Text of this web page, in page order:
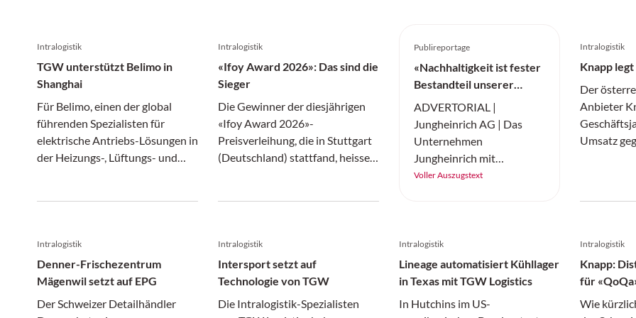
Ansätzen – von
Produktions- und
«Green Steel» bis hin
Lösungen für
Damaris Grütter ist
Officer & Vice
Intralogistik
TGW unterstützt Belimo in
Shanghai
Für Belimo, einen der global
führenden Spezialisten für
elektrische Antriebs-Lösungen in
der Heizungs-, Lüftungs- und
ein automatisches
Kleinteilelager (AKL) mit
«Mustang R-
besondere Herausforderung war
Intralogistik
«Ifoy Award 2026»: Das sind die
Sieger
Die Gewinner der diesjährigen
«Ifoy Award 2026»-
Preisverleihung, die in Stuttgart
(Deutschland) stattfand, heissen:
aus Deutschland wurde als
«Start-up of the Year»
ausgezeichnet.
Publireportage
«Nachhaltigkeit ist fester
Bestandteil unserer
Strategie»
ADVERTORIAL |
Jungheinrich AG | Das
Unternehmen
Jungheinrich mit
Hauptsitz in Hamburg
Lösungen. Die Schweiz ist
für Jungheinrich ein
strategisch wichtiger
Arne Sturm, Leiter Vertrieb
Voller Auszugstext
Intralogistik
Knapp
Der
Anbieter
Umsatz
Intralogistik
Denner-Frischezentrum
Mägenwil setzt auf EPG
Der Schweizer Detailhändler
Intralogistik
Intersport setzt auf
Technologie von TGW
Die Intralogistik-Spezialisten
Intralogistik
Lineage automatisiert Kühllager
in Texas mit TGW Logistics
In Hutchins im US-
Intralogistik
Knapp:
für
Wie